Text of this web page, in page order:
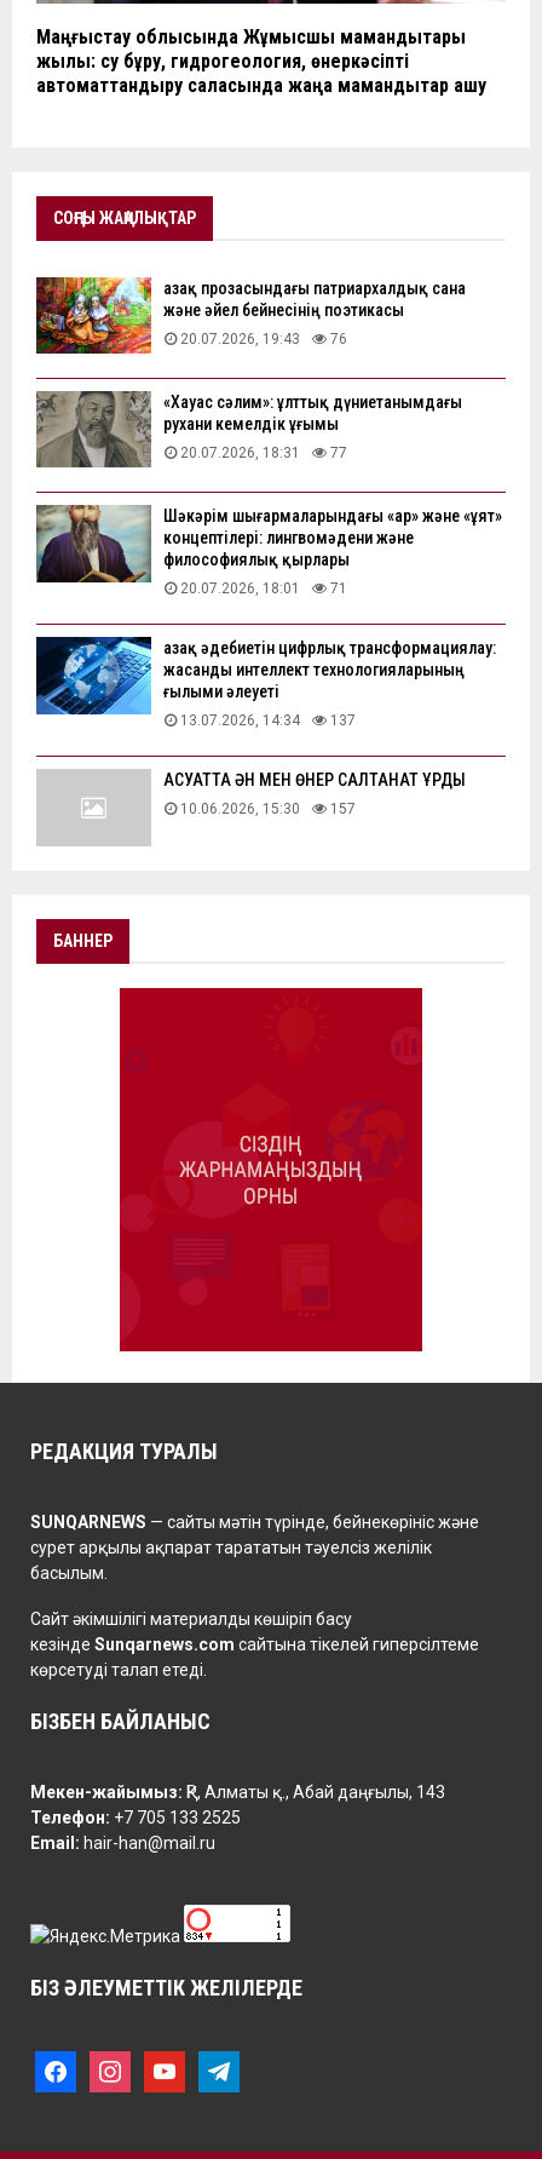
Маңғыстау облысында Жұмысшы мамандықтары
жылы: су бұру, гидрогеология, өнеркәсіпті
автоматтандыру саласында жаңа мамандықтар ашу
СОҢҒЫ ЖАҢАЛЫҚТАР
Қазақ прозасындағы патриархалдық сана
және әйел бейнесінің поэтикасы
20.07.2026, 19:43 76
«Хауас сәлим»: ұлттық дүниетанымдағы
рухани кемелдік ұғымы
20.07.2026, 18:31 77
Шәкәрім шығармаларындағы «ар» және «ұят»
концептілері: лингвомәдени және
философиялық қырлары
20.07.2026, 18:01 71
Қазақ әдебиетін цифрлық трансформациялау:
жасанды интеллект технологияларының
ғылыми әлеуеті
13.07.2026, 14:34 137
АҚСУАТТА ӘН МЕН ӨНЕР САЛТАНАТ ҚҰРДЫ
10.06.2026, 15:30 157
БАННЕР
РЕДАКЦИЯ ТУРАЛЫ
SUNQARNEWS — сайты мәтін түрінде, бейнекөрініс және
сурет арқылы ақпарат тарататын тәуелсіз желілік
басылым.
Сайт әкімшілігі материалды көшіріп басу
кезінде Sunqarnews.com сайтына тікелей гиперсілтеме
көрсетуді талап етеді.
БІЗБЕН БАЙЛАНЫС
Мекен-жайымыз: ҚР, Алматы қ., Абай даңғылы, 143
Телефон: +7 705 133 2525
Email: hair-han@mail.ru
БІЗ ӘЛЕУМЕТТІК ЖЕЛІЛЕРДЕ
b
a
u
g